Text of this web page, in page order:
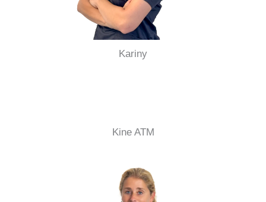
Kariny
Kine ATM